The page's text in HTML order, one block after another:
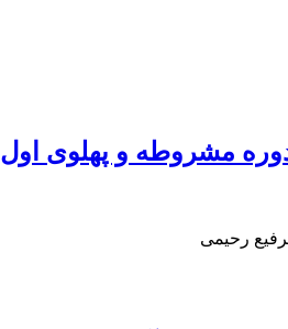
مشروطه و پهلوی اول
رحیمی